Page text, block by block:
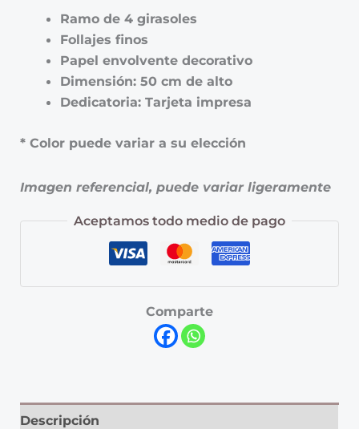
Ramo de 4 girasoles
Follajes finos
Papel envolvente decorativo
Dimensión: 50 cm de alto
Dedicatoria: Tarjeta impresa
* Color puede variar a su elección
Imagen referencial, puede variar ligeramente
Aceptamos todo medio de pago
Comparte
Descripción